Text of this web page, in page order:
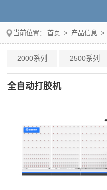
当前位置： 首页 > 产品信息 >
2000系列 2500系列
全自动打胶机